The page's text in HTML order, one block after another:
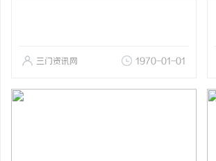
三门资讯网 1970-01-01